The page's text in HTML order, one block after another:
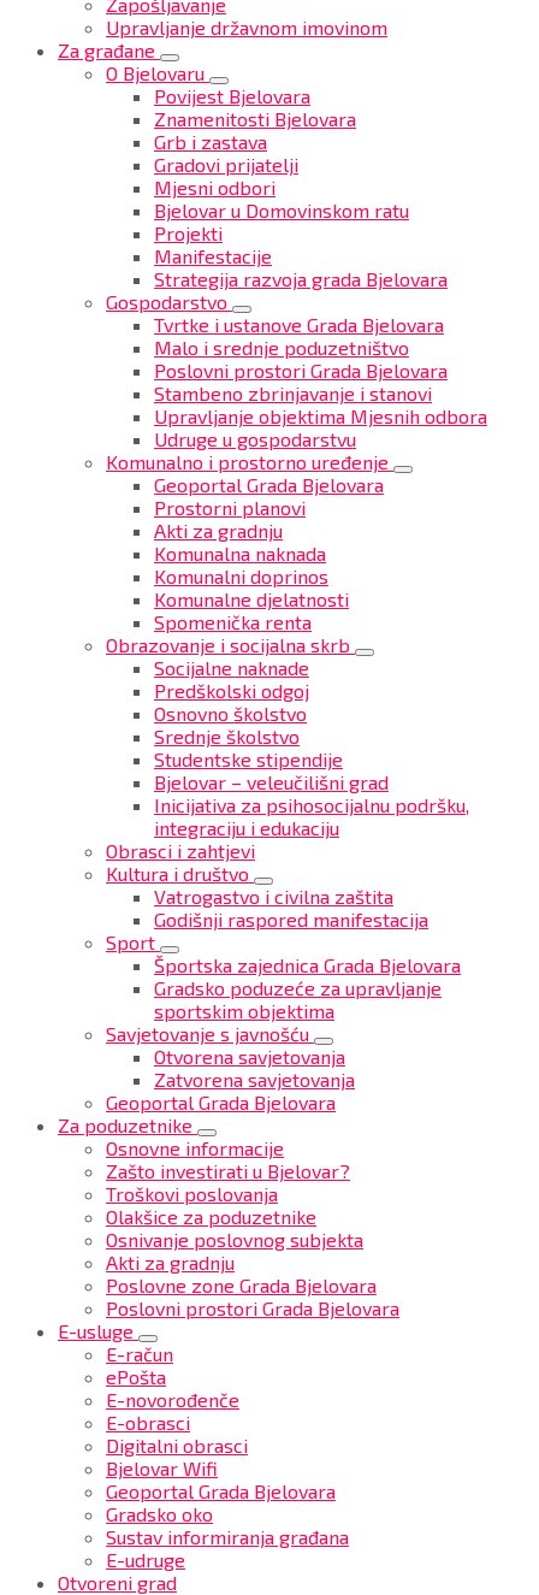
Upravljanje državnom imovinom
Za građane
O Bjelovaru
Povijest Bjelovara
Znamenitosti Bjelovara
Grb i zastava
Gradovi prijatelji
Mjesni odbori
Bjelovar u Domovinskom ratu
Projekti
Manifestacije
Strategija razvoja grada Bjelovara
Gospodarstvo
Tvrtke i ustanove Grada Bjelovara
Malo i srednje poduzetništvo
Poslovni prostori Grada Bjelovara
Stambeno zbrinjavanje i stanovi
Upravljanje objektima Mjesnih odbora
Udruge u gospodarstvu
Komunalno i prostorno uređenje
Geoportal Grada Bjelovara
Prostorni planovi
Akti za gradnju
Komunalna naknada
Komunalni doprinos
Komunalne djelatnosti
Spomenička renta
Obrazovanje i socijalna skrb
Socijalne naknade
Predškolski odgoj
Osnovno školstvo
Srednje školstvo
Studentske stipendije
Bjelovar – veleučilišni grad
Inicijativa za psihosocijalnu podršku,
integraciju i edukaciju
Obrasci i zahtjevi
Kultura i društvo
Vatrogastvo i civilna zaštita
Godišnji raspored manifestacija
Sport
Športska zajednica Grada Bjelovara
Gradsko poduzeće za upravljanje
sportskim objektima
Savjetovanje s javnošću
Otvorena savjetovanja
Zatvorena savjetovanja
Geoportal Grada Bjelovara
Za poduzetnike
Osnovne informacije
Zašto investirati u Bjelovar?
Troškovi poslovanja
Olakšice za poduzetnike
Osnivanje poslovnog subjekta
Akti za gradnju
Poslovne zone Grada Bjelovara
Poslovni prostori Grada Bjelovara
E-usluge
E-račun
ePošta
E-novorođenče
E-obrasci
Digitalni obrasci
Bjelovar Wifi
Geoportal Grada Bjelovara
Gradsko oko
Sustav informiranja građana
E-udruge
Otvoreni grad